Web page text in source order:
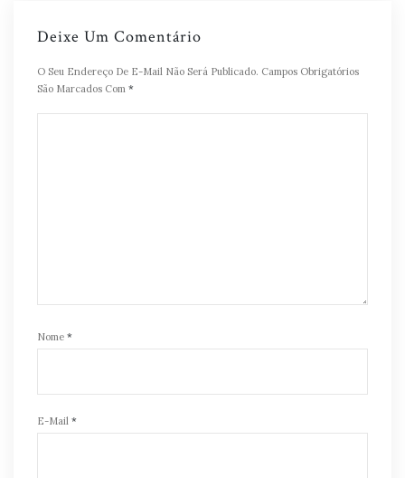
Deixe Um Comentário
O Seu Endereço De E-Mail Não Será Publicado. Campos Obrigatórios
São Marcados Com *
Nome *
E-Mail *